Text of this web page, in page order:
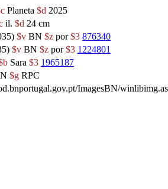
Planeta $d 2025
il. $d 24 cm
$v BN $z por$3 876340
$v BN $z por$3 1224801
Sara $3 1965187
$g RPC
ImagesBN/